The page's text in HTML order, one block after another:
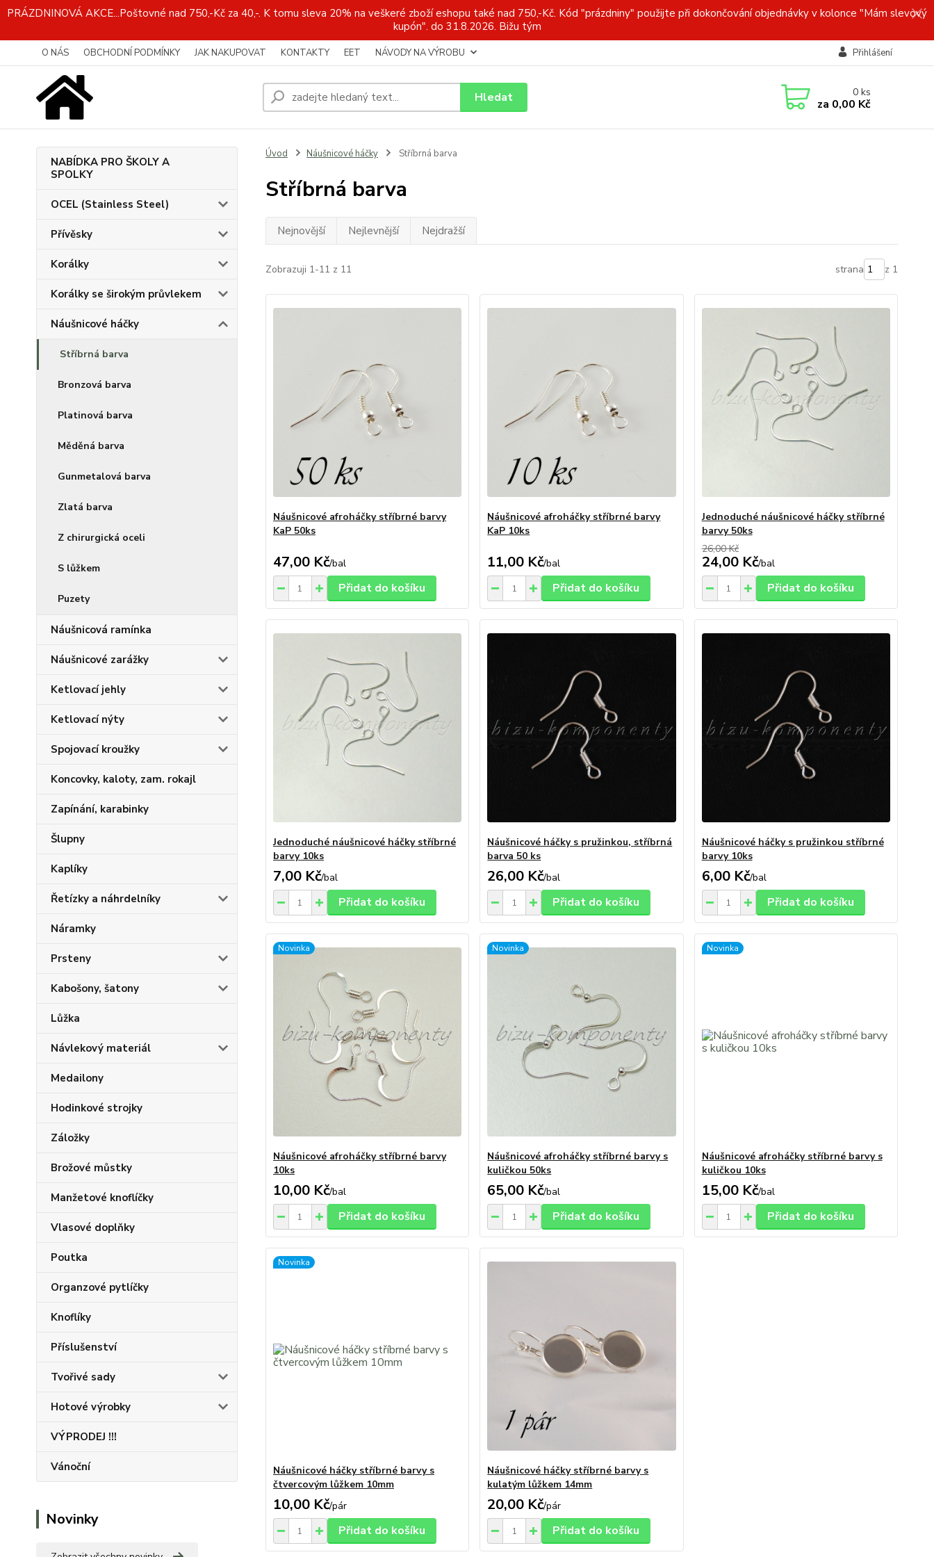
PRÁZDNINOVÁ AKCE...Poštovné nad 750,-Kč za 40,-. K tomu sleva 20% na veškeré zboží eshopu také nad 750,-Kč. Kód "prázdniny" použijte při dokončování objednávky v kolonce "Mám slevový
kupón". do 31.8.2026. Bižu tým
O NÁS OBCHODNÍ PODMÍNKY JAK NAKUPOVAT KONTAKTY EET NÁVODY NA VÝROBU Přihlášení
Hledat 0ks
za 0,00 Kč
NABÍDKA PRO ŠKOLY A
SPOLKY
OCEL (Stainless Steel)
Přívěsky
Korálky
Korálky se širokým průvlekem
Náušnicové háčky
Stříbrná barva
Bronzová barva
Platinová barva
Měděná barva
Gunmetalová barva
Zlatá barva
Z chirurgická oceli
S lůžkem
Puzety
Náušnicová ramínka
Náušnicové zarážky
Ketlovací jehly
Ketlovací nýty
Spojovací kroužky
Koncovky, kaloty, zam. rokajl
Zapínání, karabinky
Šlupny
Kaplíky
Řetízky a náhrdelníky
Náramky
Prsteny
Kabošony, šatony
Lůžka
Návlekový materiál
Medailony
Hodinkové strojky
Záložky
Brožové můstky
Manžetové knoflíčky
Vlasové doplňky
Poutka
Organzové pytlíčky
Knoflíky
Příslušenství
Tvořivé sady
Hotové výrobky
VÝPRODEJ !!!
Vánoční
Novinky
Úvod Náušnicové háčky Stříbrná barva
Stříbrná barva
Nejnovější Nejlevnější Nejdražší
Zobrazuji 1-11 z 11 strana z 1
Náušnicové afroháčky stříbrné barvy
KaP 50ks
47,00 Kč/bal
Přidat do košíku
Náušnicové afroháčky stříbrné barvy
KaP 10ks
11,00 Kč/bal
Přidat do košíku
Jednoduché náušnicové háčky stříbrné
barvy 50ks
26,00 Kč
24,00 Kč/bal
Přidat do košíku
Jednoduché náušnicové háčky stříbrné
barvy 10ks
7,00 Kč/bal
Přidat do košíku
Náušnicové háčky s pružinkou, stříbrná
barva 50 ks
26,00 Kč/bal
Přidat do košíku
Náušnicové háčky s pružinkou stříbrné
barvy 10ks
6,00 Kč/bal
Přidat do košíku
Novinka
Náušnicové afroháčky stříbrné barvy
10ks
10,00 Kč/bal
Přidat do košíku
Novinka
Náušnicové afroháčky stříbrné barvy s
kuličkou 50ks
65,00 Kč/bal
Přidat do košíku
Novinka
Náušnicové afroháčky stříbrné barvy s
kuličkou 10ks
15,00 Kč/bal
Přidat do košíku
Novinka
Náušnicové háčky stříbrné barvy s
čtvercovým lůžkem 10mm
10,00 Kč/pár
Přidat do košíku
Náušnicové háčky stříbrné barvy s
kulatým lůžkem 14mm
20,00 Kč/pár
Přidat do košíku